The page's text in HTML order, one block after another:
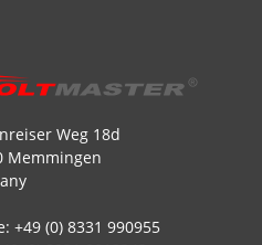
Weg 18d
Memmingen
+49 (0) 8331 990955